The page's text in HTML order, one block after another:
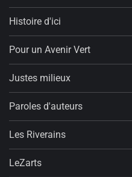
Histoire d'ici
Pour un Avenir Vert
Justes milieux
Paroles d'auteurs
Les Riverains
LeZarts